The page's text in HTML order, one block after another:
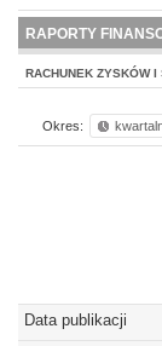
BR LAB
RAPORTY
RACHUNEK ZYSKÓW I
Okres:
Data publikacji